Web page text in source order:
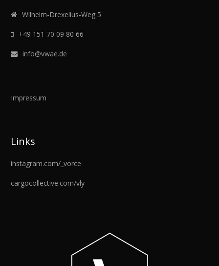
Wilhelm-Drexelius-Weg 5
+49 151 70 09 80 66
info@vwae.de
Impressum
Links
instagram.com/_vorce
cargocollective.com/vly